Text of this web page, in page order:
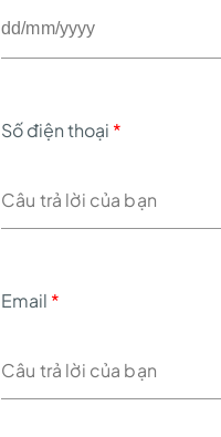
Số điện thoại *
Email *